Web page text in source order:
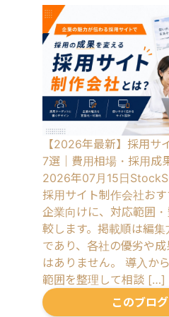
【2026年最新】採用サ
7選｜費用相場・採用成
2026年07月15日
採用サイト制作会社お
企業向けに、対応範囲
較します。掲載順は編
であり、各社の優劣や
はありません。 導入か
範囲を整理して相談 […]
このブロ